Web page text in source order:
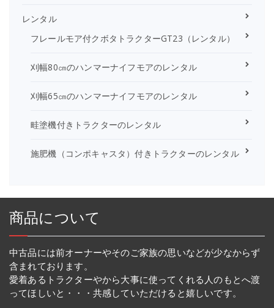
レンタル
フレールモア付クボタトラクターGT23（レンタル）
刈幅80㎝のハンマーナイフモアのレンタル
刈幅65㎝のハンマーナイフモアのレンタル
畦塗機付きトラクターのレンタル
施肥機（コンポキャスタ）付きトラクターのレンタル
商品について
中古品には前オーナーやそのご家族の思いなどが少なからず
含まれております。
愛着あるトラクターやから大事に使ってくれる人のもとへ渡
ってほしいと・・・共感していただけると嬉しいです。